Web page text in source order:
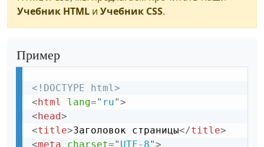
Учебник HTML и Учебник CSS.
Пример
<!DOCTYPE html>
<html lang=" ru">
<head>
<title>Заголовок страницы</title>
<meta charset=" UTF-8">